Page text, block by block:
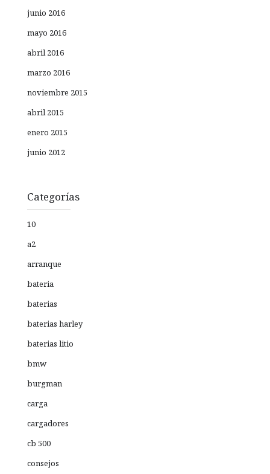
junio 2016
mayo 2016
abril 2016
marzo 2016
noviembre 2015
abril 2015
enero 2015
junio 2012
Categorías
10
a2
arranque
bateria
baterias
baterias harley
baterias litio
bmw
burgman
carga
cargadores
cb 500
consejos